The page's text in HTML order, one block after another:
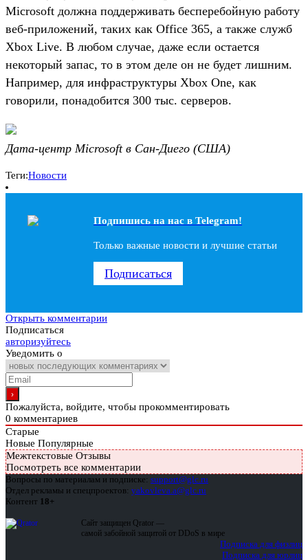
Microsoft должна поддерживать бесперебойную работу
веб-приложений, таких как Office 365, а также служб
Xbox Live. В любом случае, даже если остается
некоторый запас, то в этом деле он не будет лишним.
Например, для инфраструктуры Xbox One, как
говорили, понадобится 300 тыс. серверов.
Дата-центр Microsoft в Сан-Диего (США)
Теги:Новости
Подпишись на наc в Telegram!
Только важные новости и лучшие статьи
Подписаться
Открыть комментарии
Подписаться
авторизуйтесь
Уведомить о
Пожалуйста, войдите, чтобы прокомментировать
0 комментариев
Старые
Новые Популярные
Межтекстовые Отзывы
Посмотреть все комментарии
Вопросы по материалам и подписке: support@glc.ru
Отдел рекламы и спецпроектов: yakovleva.a@glc.ru
Контент 18+
Сайт защищен Qrator —
самой забойной защитой от DDoS в мире
Подписка для физлиц
Подписка для юрлиц